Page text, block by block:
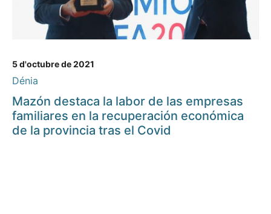
5 d'octubre de 2021
Dénia
Mazón destaca la labor de las empresas
familiares en la recuperación económica
de la provincia tras el Covid